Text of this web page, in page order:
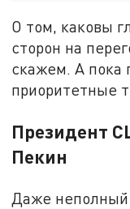
О том, каковы
сторон на
скажем. А пока
приоритетные
Президент
Пекин
Даже неполный